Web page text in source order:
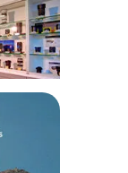
Osmo Pocket 3
vers un point